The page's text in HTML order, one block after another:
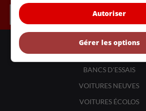
LIENS UTILES
ACTUALITÉS
BANCS D'ESSAIS
VOITURES NEUVES
VOITURES ÉCOLOS
Autoriser
Gérer les options